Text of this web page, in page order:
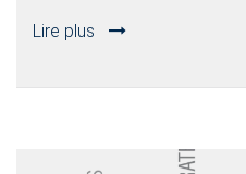
Lire plus